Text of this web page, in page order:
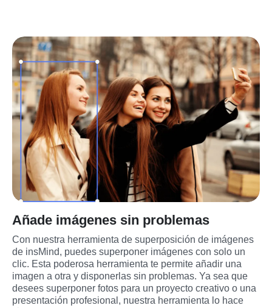
Añade imágenes sin problemas
Con nuestra herramienta de superposición de imágenes
de insMind, puedes superponer imágenes con solo un
clic. Esta poderosa herramienta te permite añadir una
imagen a otra y disponerlas sin problemas. Ya sea que
desees superponer fotos para un proyecto creativo o una
presentación profesional, nuestra herramienta lo hace